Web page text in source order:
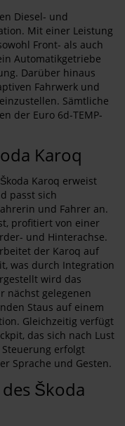
Diesel- und
Mit einer Leistung
Front- als auch
Automatikgetriebe
Darüber hinaus
Fahrwerk und
Sämtliche
der Euro 6d-TEMP-
Karoq
Karoq erweist
passt sich
und Fahrer an.
profitiert von einer
und Hinterachse.
der Karoq auf
was durch Integration
wird das
nächst gelegenen
Staus auf einem
Gleichzeitig verfügt
das sich nach Lust
erfolgt
Sprache und Gesten.
Škoda